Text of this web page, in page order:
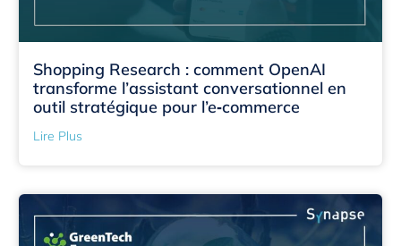
Shopping Research : comment OpenAI
transforme l’assistant conversationnel en
outil stratégique pour l’e‑commerce
Lire Plus